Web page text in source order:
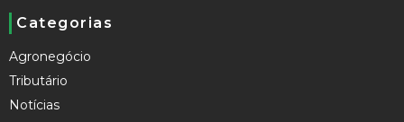
Categorias
Agronegócio
Tributário
Notícias